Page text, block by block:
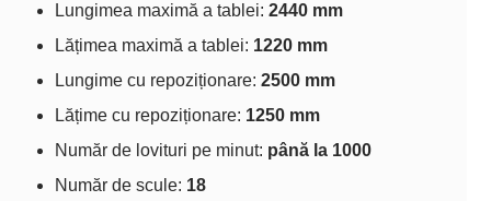
Lungimea maximă a tablei: 2440 mm
Lățimea maximă a tablei: 1220 mm
Lungime cu repoziționare: 2500 mm
Lățime cu repoziționare: 1250 mm
Număr de lovituri pe minut: până la 1000
Număr de scule: 18